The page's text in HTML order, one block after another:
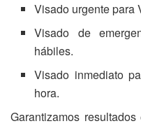
Visado urgente para
Visado de
hábiles.
Visado inmediato
hora.
Garantizamos